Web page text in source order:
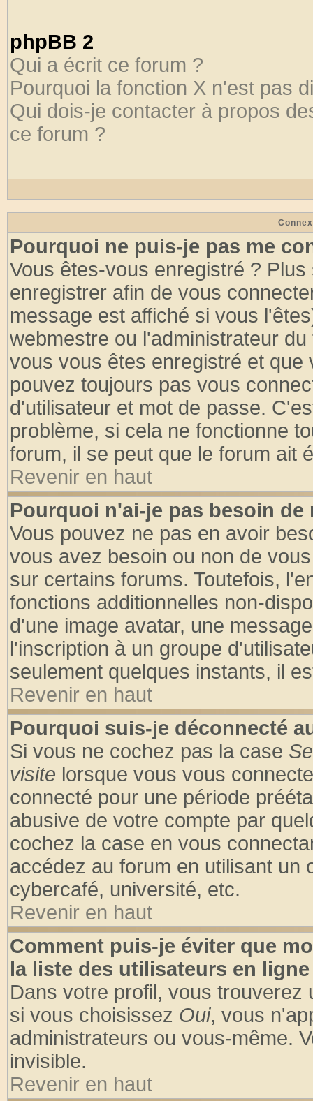
phpBB 2
Qui a écrit ce forum ?
Pourquoi la fonction X n'est pas
Qui dois-je contacter à propos
ce forum ?
Pourquoi ne puis-je pas me
Vous êtes-vous enregistré ?
enregistrer afin de vous
message est affiché si vous
webmestre ou l'administrateur
vous vous êtes enregistré et
pouvez toujours pas vous
d'utilisateur et mot de passe.
problème, si cela ne fonctionne
forum, il se peut que le forum ait
Revenir en haut
Pourquoi n'ai-je pas besoin de
Vous pouvez ne pas en avoir
vous avez besoin ou non de
sur certains forums. Toutefois,
fonctions additionnelles non-
d'une image avatar, une
l'inscription à un groupe
seulement quelques instants, il
Revenir en haut
Pourquoi suis-je déconnecté
Si vous ne cochez pas la case
visite lorsque vous vous
connecté pour une période
abusive de votre compte par
cochez la case en vous
accédez au forum en utilisant un
cybercafé, université, etc.
Revenir en haut
Comment puis-je éviter que
la liste des utilisateurs en
Dans votre profil, vous trouverez
si vous choisissez Oui, vous
administrateurs ou vous-même.
invisible.
Revenir en haut